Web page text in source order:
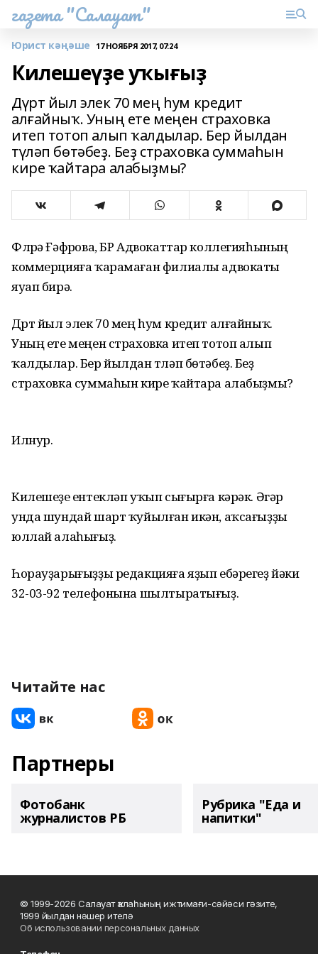
газета "Салауат"
Юрист кәңәше 17 НОЯБРЯ 2017, 07:24
Килешеүҙе уҡығыҙ
Дүрт йыл элек 70 мең һум кредит
алғайныҡ. Уның ете меңен страховка
итеп тотоп алып ҡалдылар. Бер йылдан
түләп бөтәбеҙ. Беҙ страховка суммаһын
кире ҡайтара алабыҙмы?
Флүрә Ғәфүрова, БР Адвокаттар коллегияһының
коммерцияға ҡарамаған филиалы адвокаты
яуап бирә.
Дүрт йыл элек 70 мең һум кредит алғайныҡ.
Уның ете меңен страховка итеп тотоп алып
ҡалдылар. Бер йылдан түләп бөтәбеҙ. Беҙ
страховка суммаһын кире ҡайтара алабыҙмы?
Илнур.
Килешеүҙе ентекләп уҡып сығырға кәрәк. Әгәр
унда шундай шарт ҡуйылған икән, аҡсағыҙҙы
юллай алаһығыҙ.
Һорауҙарығыҙҙы редакцияға яҙып ебәрегеҙ йәки
32-03-92 телефонына шылтыратығыҙ.
Читайте нас
Партнеры
Фотобанк
журналистов РБ
Рубрика "Еда и
напитки"
© 1999-2026 Салауат ҡалаһының ижтимағи-сәйәси гәзите,
1999 йылдан нәшер ителә
Об использовании персональных данных